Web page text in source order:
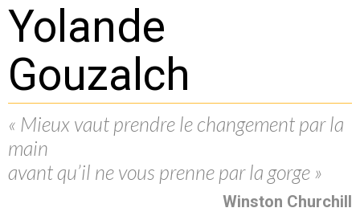
Yolande
Gouzalch
« Mieux vaut prendre le changement par la
main
avant qu’il ne vous prenne par la gorge »
Winston Churchill